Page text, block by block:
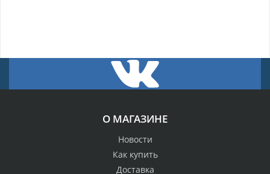
О МАГАЗИНЕ
Новости
Как купить
Доставка